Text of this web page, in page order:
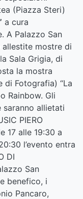
(Piazza Steri)
a cura
A Palazzo San
allestite mostre di
Sala Grigia, di
la mostra
Fotografia) “La
Rainbow. Gli
allietati
PIERO
17 alle 19:30 a
l’evento entra
DI
San
benefico, i
Pancaro,